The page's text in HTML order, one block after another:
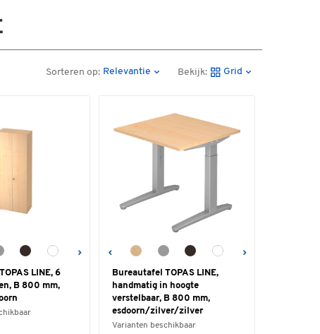
Sorteren op: Relevantie Bekijk: Grid
LINE, 6
B 800 mm,
Bureautafel TOPAS LINE,
handmatig in hoogte
verstelbaar, B 800 mm,
esdoorn/zilver/zilver
Varianten beschikbaar